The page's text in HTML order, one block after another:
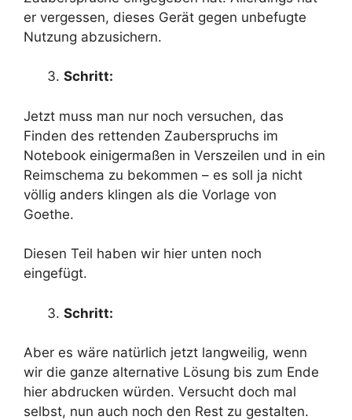
er vergessen, dieses Gerät gegen unbefugte
Nutzung abzusichern.
Schritt:
Jetzt muss man nur noch versuchen, das
Finden des rettenden Zauberspruchs im
Notebook einigermaßen in Verszeilen und in ein
Reimschema zu bekommen – es soll ja nicht
völlig anders klingen als die Vorlage von
Goethe.
Diesen Teil haben wir hier unten noch
eingefügt.
Schritt:
Aber es wäre natürlich jetzt langweilig, wenn
wir die ganze alternative Lösung bis zum Ende
hier abdrucken würden. Versucht doch mal
selbst, nun auch noch den Rest zu gestalten.